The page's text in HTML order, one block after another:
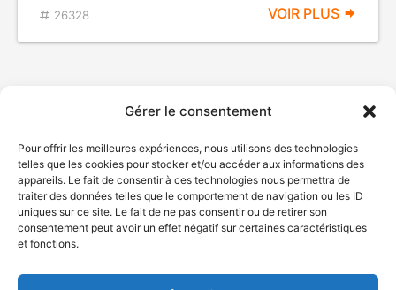
Gérer le consentement
Pour offrir les meilleures expériences, nous utilisons des technologies
telles que les cookies pour stocker et/ou accéder aux informations des
appareils. Le fait de consentir à ces technologies nous permettra de
traiter des données telles que le comportement de navigation ou les ID
uniques sur ce site. Le fait de ne pas consentir ou de retirer son
consentement peut avoir un effet négatif sur certaines caractéristiques
et fonctions.
26328 VOIR PLUS
© Gouvernement du Québec, 2026
Plan du site